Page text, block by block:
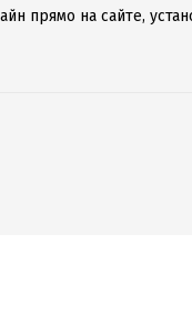
прямо на сайте,